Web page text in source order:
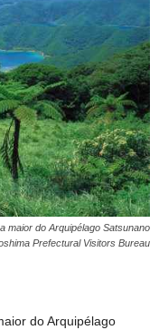
maior do Arquipélago Satsunano
Prefectural Visitors Bureau
do Arquipélago